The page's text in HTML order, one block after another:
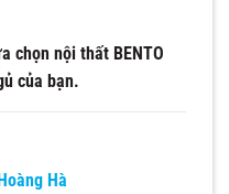
chọn nội thất BENTO
của bạn.
Hà